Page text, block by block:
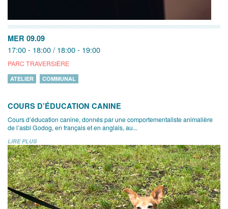
MER 09.09
17:00 - 18:00 / 18:00 - 19:00
PARC TRAVERSIÈRE
ATELIER COMMUNAL
COURS D’ÉDUCATION CANINE
Cours d’éducation canine, donnés par une comportementaliste animalière
de l’asbl Godog, en français et en anglais, au...
LIRE PLUS